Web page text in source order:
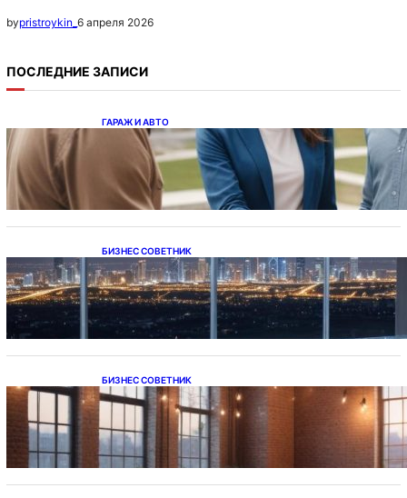
bypristroykin_ 6 апреля 2026
ПОСЛЕДНИЕ ЗАПИСИ
ГАРАЖ И АВТО
Ипотека на новостройки при оформлении
напрямую у застройщика
БИЗНЕС СОВЕТНИК
Каталог светодиодных светильников и
LED-освещения в Казахстане
БИЗНЕС СОВЕТНИК
Подвесные светодиодные светильники на